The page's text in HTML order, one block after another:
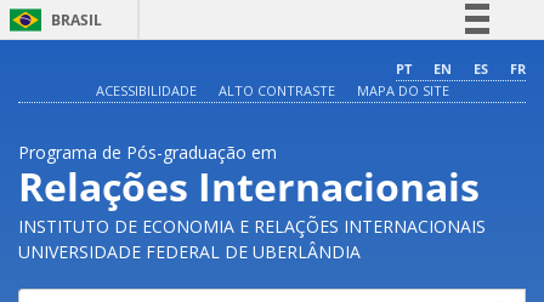
BRASIL
Comunica BR
Acesso à informação
Legislação
PT EN ES
FR
ACESSIBILIDADE
ALTO CONTRASTE MAPA DO SITE
Programa de Pós-graduação em
Relações Internacionais
INSTITUTO DE ECONOMIA E RELAÇÕES INTERNACIONAIS
UNIVERSIDADE FEDERAL DE UBERLÂNDIA